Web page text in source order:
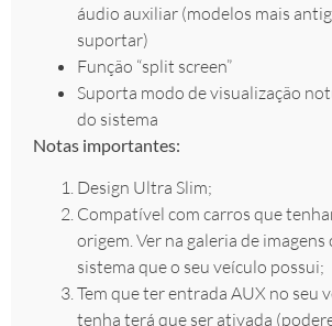
áudio auxiliar (modelos mais
suportar)
Função “split screen”
Suporta modo de visualização
do sistema
Notas importantes:
Design Ultra Slim;
Compatível com carros que
origem. Ver na galeria de
sistema que o seu veículo possui;
Tem que ter entrada AUX no seu
tenha terá que ser ativada